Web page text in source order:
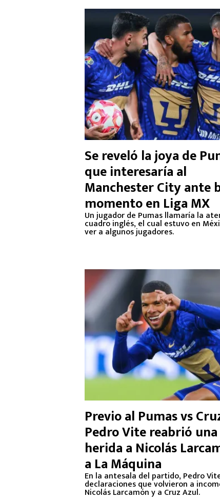
Se reveló la joya de
que interesaría al
Manchester City ante
momento en Liga MX
Un jugador de Pumas llamaría la
cuadro inglés, el cual estuvo en
ver a algunos jugadores.
Previo al Pumas vs
Pedro Vite reabrió una
herida a Nicolás
a La Máquina
En la antesala del partido, Pedro
declaraciones que volvieron a
Nicolás Larcamón y a Cruz Azul.